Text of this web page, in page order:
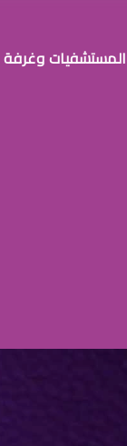
المستشفيات وغرفة